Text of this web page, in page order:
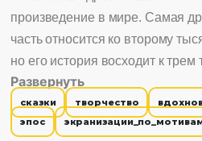
произведение в мире. Самая
часть относится ко второму
но его история восходит к
эры. Сага о Гильгамеше лучше
человеческую судьбу в поисках
знаменитый герой Урука,
Развернуть
сказки творчество
эпос